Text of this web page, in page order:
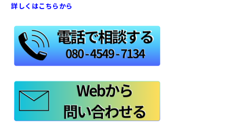
詳しくはこちらから